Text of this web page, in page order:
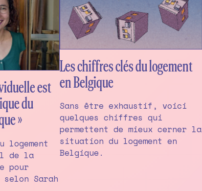
est
du
»
logement
de la
pour
Sarah
Les chiffres clés du logement
en Belgique
Sans être exhaustif, voici
quelques chiffres qui
permettent de mieux cerner la
situation du logement en
Belgique.